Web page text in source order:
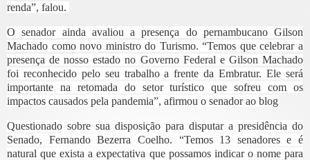
renda”, falou.
O senador ainda avaliou a presença do pernambucano Gilson
Machado como novo ministro do Turismo. “Temos que celebrar a
presença de nosso estado no Governo Federal e Gilson Machado
foi reconhecido pelo seu trabalho a frente da Embratur. Ele será
importante na retomada do setor turístico que sofreu com os
impactos causados pela pandemia”, afirmou o senador ao blog
Questionado sobre sua disposição para disputar a presidência do
Senado, Fernando Bezerra Coelho. “Temos 13 senadores e é
natural que exista a expectativa que possamos indicar o nome para